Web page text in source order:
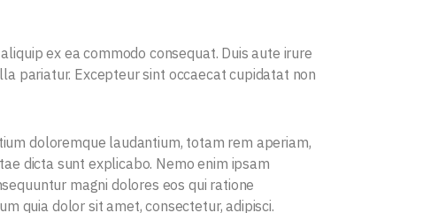
ex ea commodo consequat. Duis aute irure
pariatur. Excepteur sint occaecat cupidatat non
doloremque laudantium, totam rem aperiam,
dicta sunt explicabo. Nemo enim ipsam
magni dolores eos qui ratione
quia dolor sit amet, consectetur, adipisci.